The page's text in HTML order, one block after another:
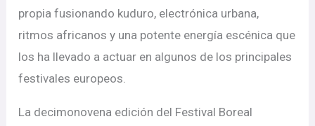
propia fusionando kuduro, electrónica urbana,
ritmos africanos y una potente energía escénica que
los ha llevado a actuar en algunos de los principales
festivales europeos.
La decimonovena edición del Festival Boreal